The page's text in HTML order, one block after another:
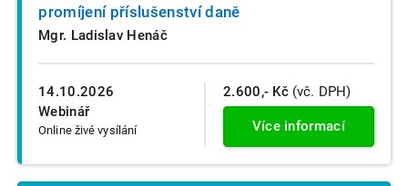
14.10.2026
Webinář
Online živé vysílání
promíjení příslušenství daně
Mgr. Ladislav Henáč
2.600,- Kč (vč. DPH)
Více informací